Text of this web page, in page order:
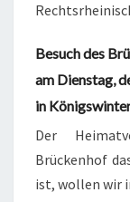
Besuch des
am Dienstag,
in
Der
Brückenhof
ist, wollen wir